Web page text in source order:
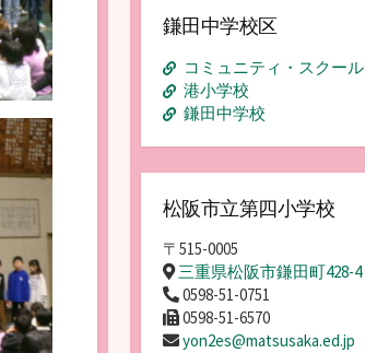
イ
ブ
鎌田中学校区
コミュニティ・スクール
港小学校
鎌田中学校
松阪市立第四小学校
〒515-0005
三重県松阪市鎌田町428-4
0598-51-0751
0598-51-6570
yon2es@matsusaka.ed.jp